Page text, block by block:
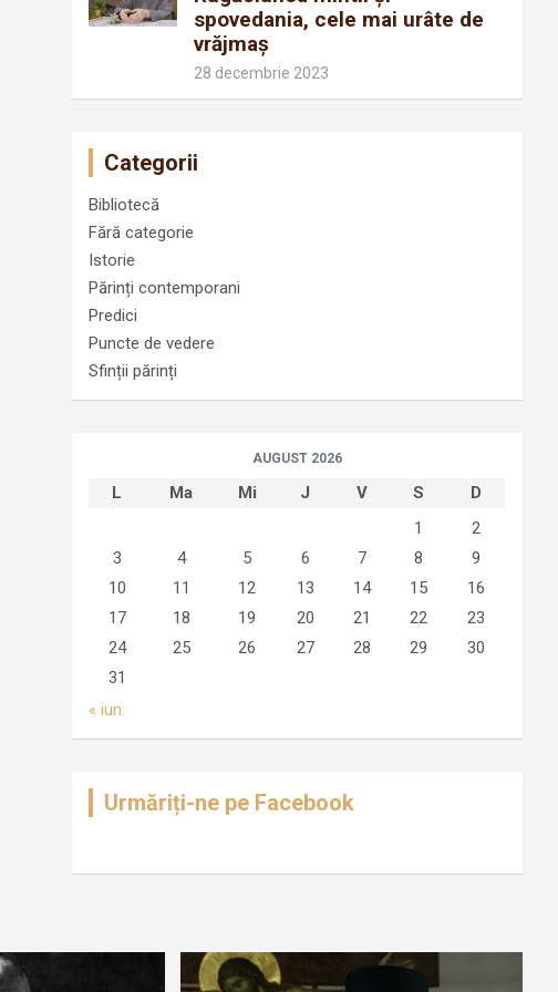
spovedania, cele mai urâte de
vrăjmaș
28 decembrie 2023
Categorii
Bibliotecă
Fără categorie
Istorie
Părinți contemporani
Predici
Puncte de vedere
Sfinții părinți
AUGUST 2026
L Ma Mi J V S
D
1
2
3
4 5 6 7 8
9
10
11 12 13 14 15
16
17
18 19 20 21 22
23
24
25 26 27 28 29
30
31
« iun.
Urmăriți-ne pe Facebook